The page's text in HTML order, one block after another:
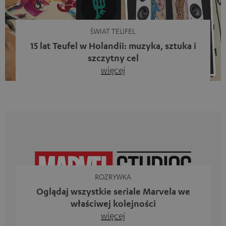
ŚWIAT TEUFEL
15 lat Teufel w Holandii: muzyka, sztuka i
szczytny cel
więcej
jednocześnie dać coś od siebie. Muzyka ma przecież o
ROZRYWKA
Oglądaj wszystkie seriale Marvela we
właściwej kolejności
więcej